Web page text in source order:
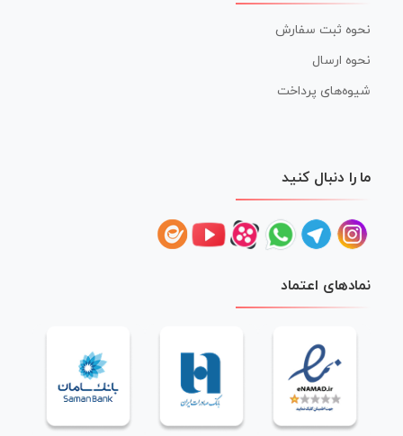
نحوه ثبت سفارش
نحوه ارسال
شیوه‌های پرداخت
ما را دنبال کنید
نمادهای اعتماد